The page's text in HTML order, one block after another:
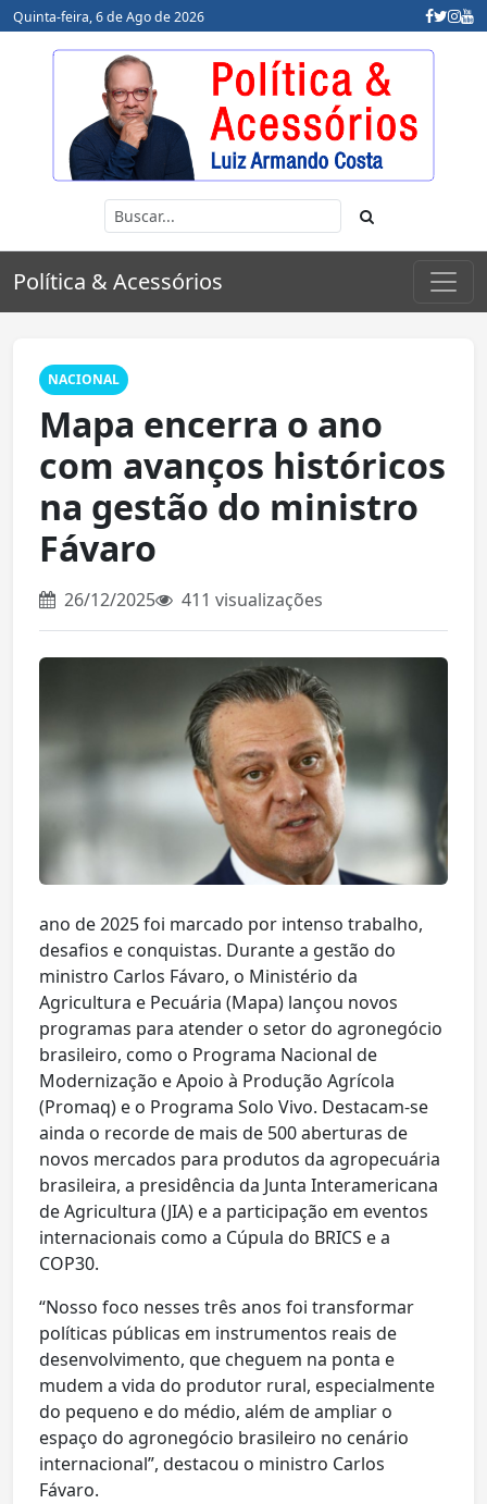
Quinta-feira, 6 de Ago de 2026
Política & Acessórios
NACIONAL
Mapa encerra o ano
com avanços históricos
na gestão do ministro
Fávaro
26/12/2025 411 visualizações
ano de 2025 foi marcado por intenso trabalho,
desafios e conquistas. Durante a gestão do
ministro Carlos Fávaro, o Ministério da
Agricultura e Pecuária (Mapa) lançou novos
programas para atender o setor do agronegócio
brasileiro, como o Programa Nacional de
Modernização e Apoio à Produção Agrícola
(Promaq) e o Programa Solo Vivo. Destacam-se
ainda o recorde de mais de 500 aberturas de
novos mercados para produtos da agropecuária
brasileira, a presidência da Junta Interamericana
de Agricultura (JIA) e a participação em eventos
internacionais como a Cúpula do BRICS e a
COP30.
“Nosso foco nesses três anos foi transformar
políticas públicas em instrumentos reais de
desenvolvimento, que cheguem na ponta e
mudem a vida do produtor rural, especialmente
do pequeno e do médio, além de ampliar o
espaço do agronegócio brasileiro no cenário
internacional”, destacou o ministro Carlos
Fávaro.